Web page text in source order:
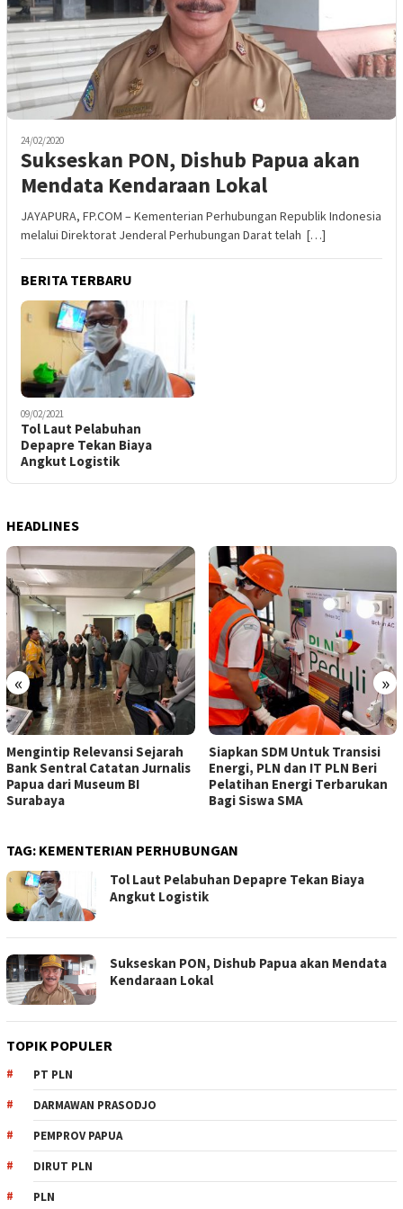
24/02/2020
Sukseskan PON, Dishub Papua akan
Mendata Kendaraan Lokal
JAYAPURA, FP.COM – Kementerian Perhubungan Republik Indonesia
melalui Direktorat Jenderal Perhubungan Darat telah […]
BERITA TERBARU
09/02/2021
Tol Laut Pelabuhan
Depapre Tekan Biaya
Angkut Logistik
HEADLINES
« »
Mengintip Relevansi Sejarah
Bank Sentral Catatan Jurnalis
Papua dari Museum BI
Surabaya
Siapkan SDM Untuk Transisi
Energi, PLN dan IT PLN Beri
Pelatihan Energi Terbarukan
Bagi Siswa SMA
TAG: KEMENTERIAN PERHUBUNGAN
Tol Laut Pelabuhan Depapre Tekan Biaya
Angkut Logistik
Sukseskan PON, Dishub Papua akan Mendata
Kendaraan Lokal
TOPIK POPULER
PT PLN
DARMAWAN PRASODJO
PEMPROV PAPUA
DIRUT PLN
PLN